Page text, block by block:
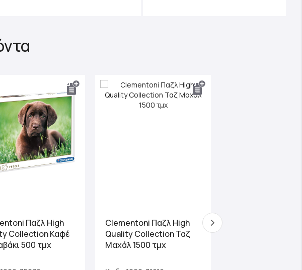
Παζλ High
Collection Καφέ
500 τμχ
Clementoni Παζλ High
Quality Collection Ταζ
Μαχάλ 1500 τμχ